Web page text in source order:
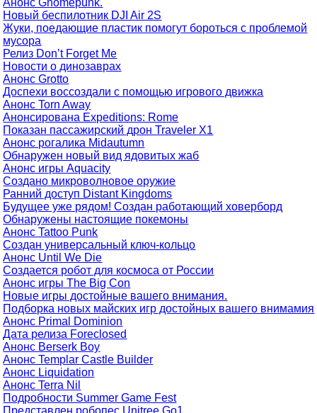
Анонс Gnomepunk.
Новый беспилотник DJI Air 2S
Жуки, поедающие пластик помогут бороться с проблемой
мусора
Релиз Don’t Forget Me
Новости о динозаврах
Анонс Grotto
Доспехи воссоздали с помощью игрового движка
Анонс Torn Away
Анонсирована Expeditions: Rome
Показан пассажирский дрон Traveler X1
Анонс рогалика Midautumn
Обнаружен новый вид ядовитых жаб
Анонс игры Aquacity
Создано микроволновое оружие
Ранний доступ Distant Kingdoms
Будущее уже рядом! Создан работающий ховерборд
Обнаружены настоящие покемоны
Анонс Tattoo Punk
Создан универсальный ключ-кольцо
Анонс Until We Die
Создается робот для космоса от России
Анонс игры The Big Con
Новые игры достойные вашего внимания.
Подборка новых майских игр достойных вашего внимамия
Анонс Primal Dominion
Дата релиза Foreclosed
Анонс Berserk Boy
Анонс Templar Castle Builder
Анонс Liquidation
Анонс Terra Nil
Подробности Summer Game Fest
Представлен робопес Unitree Go1